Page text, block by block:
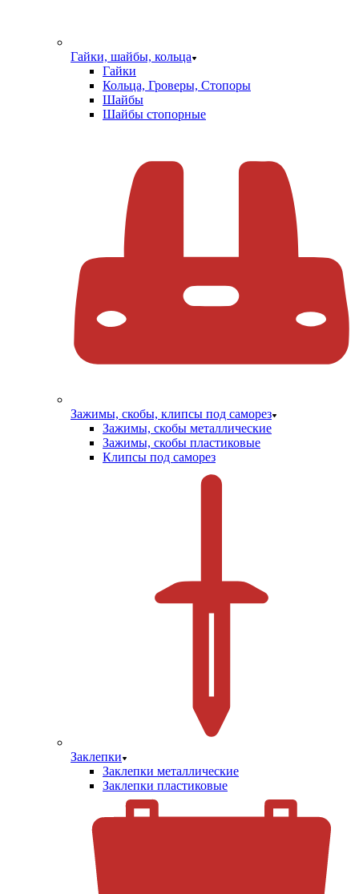
Гайки, шайбы, кольца
Гайки
Кольца, Гроверы, Стопоры
Шайбы
Шайбы стопорные
Зажимы, скобы, клипсы под саморез
Зажимы, скобы металлические
Зажимы, скобы пластиковые
Клипсы под саморез
Заклепки
Заклепки металлические
Заклепки пластиковые